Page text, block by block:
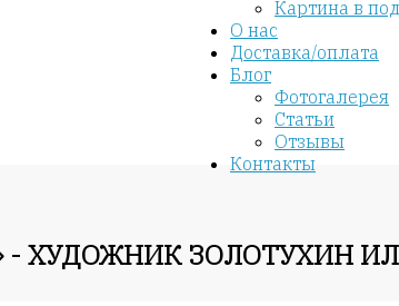
Картина в
О нас
Доставка/оплата
Блог
Фотогалерея
Статьи
Отзывы
Контакты
ХУДОЖНИК ЗОЛОТУХИН